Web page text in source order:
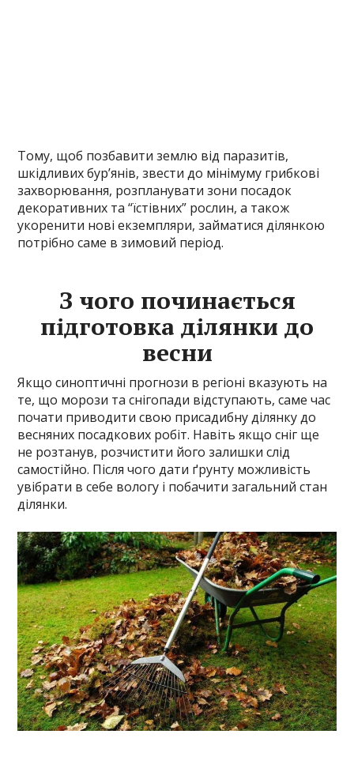
Тому, щоб позбавити землю від паразитів,
шкідливих бур’янів, звести до мінімуму грибкові
захворювання, розпланувати зони посадок
декоративних та “їстівних” рослин, а також
укоренити нові екземпляри, займатися ділянкою
потрібно саме в зимовий період.
З чого починається
підготовка ділянки до
весни
Якщо синоптичні прогнози в регіоні вказують на
те, що морози та снігопади відступають, саме час
почати приводити свою присадибну ділянку до
весняних посадкових робіт. Навіть якщо сніг ще
не розтанув, розчистити його залишки слід
самостійно. Після чого дати ґрунту можливість
увібрати в себе вологу і побачити загальний стан
ділянки.